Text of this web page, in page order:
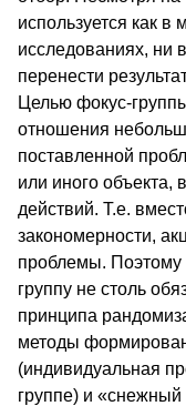
используется как
исследованиях, ни
перенести
Целью фокус-
отношения
поставленной
или иного
действий. Т.е.
закономерности,
проблемы. Поэтому
группу не столь
принципа
методы
(индивидуальная
группе) и «снежный